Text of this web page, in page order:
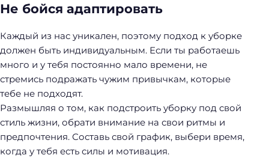
Не бойся адаптировать
Каждый из нас уникален, поэтому подход к уборке
должен быть индивидуальным. Если ты работаешь
много и у тебя постоянно мало времени, не
стремись подражать чужим привычкам, которые
тебе не подходят.
Размышляя о том, как подстроить уборку под свой
стиль жизни, обрати внимание на свои ритмы и
предпочтения. Составь свой график, выбери время,
когда у тебя есть силы и мотивация.